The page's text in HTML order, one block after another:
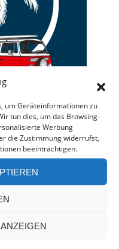
um Geräteinformationen zu
tun dies, um das Browsing-
Werbung
die Zustimmung widerrufst,
beeinträchtigen.
der Campermiete
erhältst Du
Camper Oase ist